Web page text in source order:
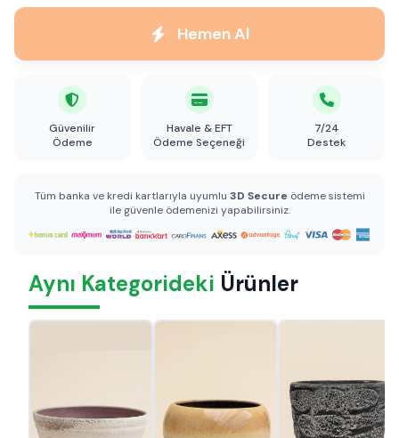
Hemen Al
Güvenilir
Ödeme
Havale & EFT
Ödeme Seçeneği
7/24
Destek
Tüm banka ve kredi kartlarıyla uyumlu 3D Secure ödeme sistemi
ile güvenle ödemenizi yapabilirsiniz.
Aynı Kategorideki Ürünler